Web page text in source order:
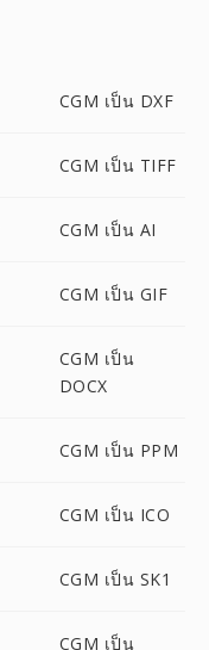
CGM เป็น DXF
CGM เป็น TIFF
CGM เป็น AI
CGM เป็น GIF
CGM เป็น
DOCX
CGM เป็น PPM
CGM เป็น ICO
CGM เป็น SK1
CGM เป็น